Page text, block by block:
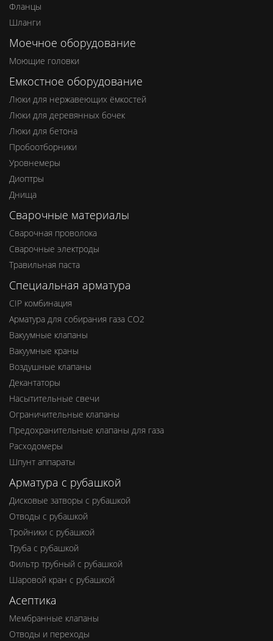
Фланцы
Шланги
Моечное оборудование
Моющие головки
Емкостное оборудование
Люки для нержавеющих ёмкостей
Люки для деревянных бочек
Люки для бетона
Пробоотборники
Уровнемеры
Диоптры
Днища
Сварочные материалы
Сварочная проволока
Сварочные электроды
Травильная паста
Специальная арматура
CIP комбинация
Арматура для собирания газа СО2
Вакуумные клапаны
Вакуумные краны
Воздушные клапаны
Декантаторы
Насытительные свечи
Ограничительные клапаны
Предохранительные клапаны для газа
Расходомеры
Шпунт аппараты
Арматура с рубашкой
Дисковые затворы с рубашкой
Отводы с рубашкой
Тройники с рубашкой
Труба с рубашкой
Фильтр трубный с рубашкой
Шаровой кран с рубашкой
Асептика
Мембранные клапаны
Отводы и переходы